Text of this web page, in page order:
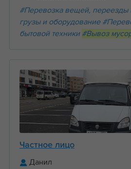
#Перевозка вещей, переезды
грузы и оборудование
бытовой техники #Вывоз
Частное лицо
Данил